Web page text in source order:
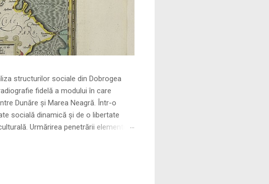
sociale din Dobrogea
fidelă a modului în care
Dunăre și Marea Neagră. Într-o
socială dinamică și de o libertate
Urmărirea penetrării elementului